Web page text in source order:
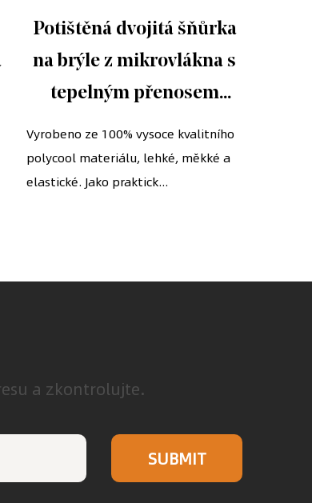
Potištěná dvojitá šňůrka
na brýle z mikrovlákna s
tepelným přenosem
Pouzdra na uložení
mobilního telefonu
Vyrobeno ze 100% vysoce kvalitního
polycool materiálu, lehké, měkké a
elastické. Jako praktick...
a zkontrolujte.